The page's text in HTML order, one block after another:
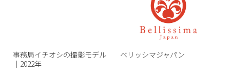
事務局イチオシの撮影モデル
｜2022年
ベリッシマジャパン